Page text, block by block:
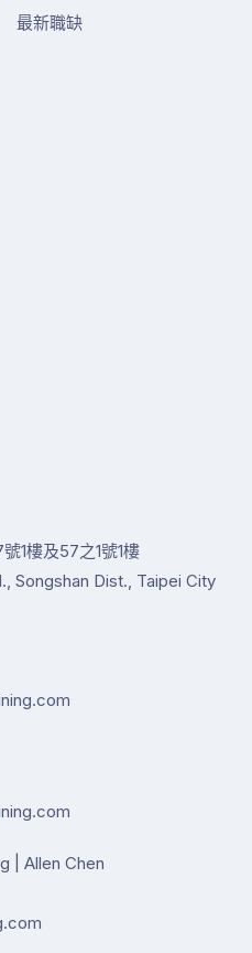
最新職缺
1樓及57之1號1樓
Songshan Dist., Taipei City
| Allen Chen